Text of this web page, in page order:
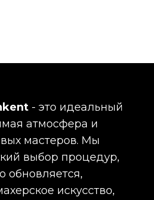
- это идеальный
атмосфера и
мастеров. Мы
выбор процедур,
обновляется,
искусство,